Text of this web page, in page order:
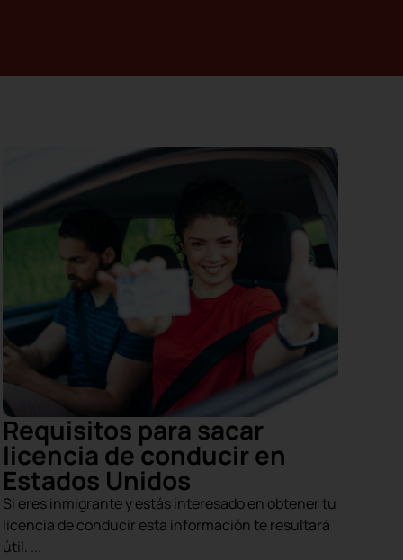
Requisitos para sacar
licencia de conducir en
Estados Unidos
Si eres inmigrante y estás interesado en obtener tu
licencia de conducir esta información te resultará
útil. ...